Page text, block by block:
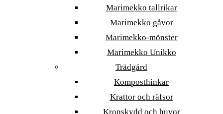
Marimekko tallrikar
Marimekko gåvor
Marimekko-mönster
Marimekko Unikko
Trädgård
Komposthinkar
Krattor och räfsor
Kronskydd och huvor